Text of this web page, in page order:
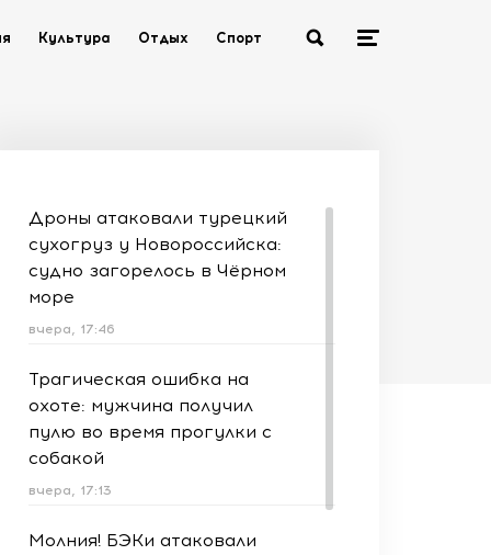
Культура Отдых Спорт
Дроны атаковали турецкий
сухогруз у Новороссийска:
судно загорелось в Чёрном
море
вчера, 17:46
Трагическая ошибка на
охоте: мужчина получил
пулю во время прогулки с
собакой
вчера, 17:13
Молния! БЭКи атаковали